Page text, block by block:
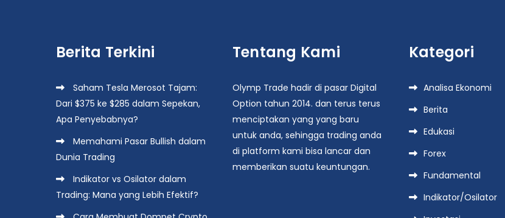
Berita Terkini
Saham Tesla Merosot Tajam:
Dari $375 ke $285 dalam Sepekan,
Apa Penyebabnya?
Memahami Pasar Bullish dalam
Dunia Trading
Indikator vs Osilator dalam
Trading: Mana yang Lebih Efektif?
Tentang Kami
Olymp Trade hadir di pasar Digital
Option tahun 2014. dan terus terus
menciptakan yang yang baru
untuk anda, sehingga trading anda
di platform kami bisa lancar dan
memberikan suatu keuntungan.
Kategori
Analisa Ekonomi
Berita
Edukasi
Forex
Fundamental
Indikator/Osilator